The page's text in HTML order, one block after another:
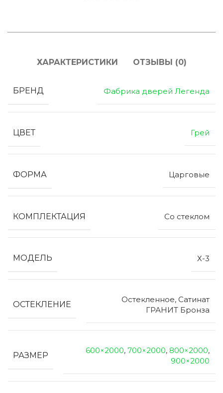
ХАРАКТЕРИСТИКИ ОТЗЫВЫ (0)
БРЕНД Фабрика дверей Легенда
ЦВЕТ Грей
ФОРМА Царговые
КОМПЛЕКТАЦИЯ Со стеклом
МОДЕЛЬ Х-3
ОСТЕКЛЕНИЕ
Остекленное, Сатинат
ГРАНИТ Бронза
РАЗМЕР
600×2000, 700×2000, 800×2000,
900×2000